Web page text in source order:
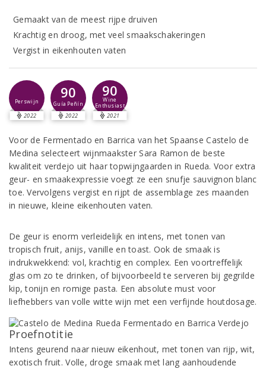
Gemaakt van de meest rijpe druiven
Krachtig en droog, met veel smaakschakeringen
Vergist in eikenhouten vaten
Perswijn
2022
90
Guía Peñín
2022
90
Wine
Enthusiast
2021
Voor de Fermentado en Barrica van het Spaanse Castelo de
Medina selecteert wijnmaakster Sara Ramon de beste
kwaliteit verdejo uit haar topwijngaarden in Rueda. Voor extra
geur- en smaakexpressie voegt ze een snufje sauvignon blanc
toe. Vervolgens vergist en rijpt de assemblage zes maanden
in nieuwe, kleine eikenhouten vaten.
De geur is enorm verleidelijk en intens, met tonen van
tropisch fruit, anijs, vanille en toast. Ook de smaak is
indrukwekkend: vol, krachtig en complex. Een voortreffelijk
glas om zo te drinken, of bijvoorbeeld te serveren bij gegrilde
kip, tonijn en romige pasta. Een absolute must voor
liefhebbers van volle witte wijn met een verfijnde houtdosage.
Proefnotitie
Intens geurend naar nieuw eikenhout, met tonen van rijp, wit,
exotisch fruit. Volle, droge smaak met lang aanhoudende